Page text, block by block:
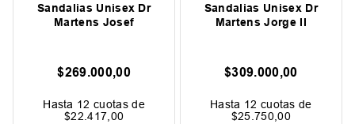
Sandalias Unisex Dr
Martens Josef
$269.000,00
Hasta 12 cuotas de
$22.417,00
Sandalias Unisex Dr
Martens Jorge II
$309.000,00
Hasta 12 cuotas de
$25.750,00